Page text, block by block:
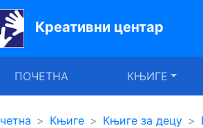
Креативни центар
ПОЧЕТНА КЊИГЕ
Књиге Књиге за децу